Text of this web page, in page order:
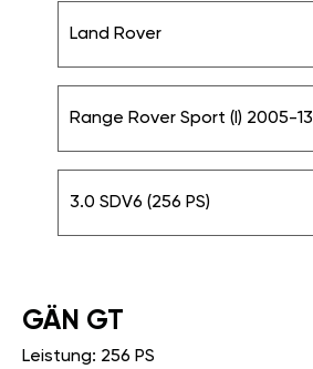
Land Rover
Range Rover Sport (I) 2005-13
3.0 SDV6 (256 PS)
GÄN GT
Leistung: 256 PS